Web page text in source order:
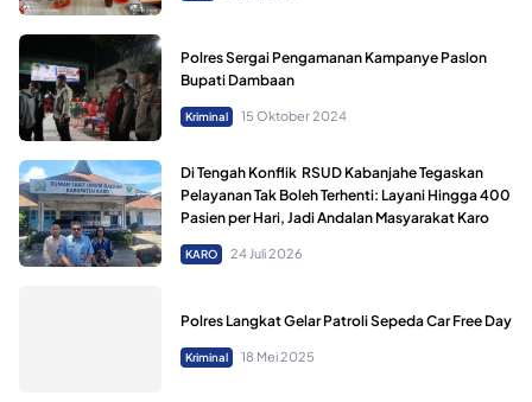
Polres Sergai Pengamanan Kampanye Paslon
Bupati Dambaan
Kriminal 15 Oktober 2024
Di Tengah Konflik RSUD Kabanjahe Tegaskan
Pelayanan Tak Boleh Terhenti: Layani Hingga 400
Pasien per Hari, Jadi Andalan Masyarakat Karo
KARO 24 Juli 2026
Polres Langkat Gelar Patroli Sepeda Car Free Day
Kriminal 18 Mei 2025